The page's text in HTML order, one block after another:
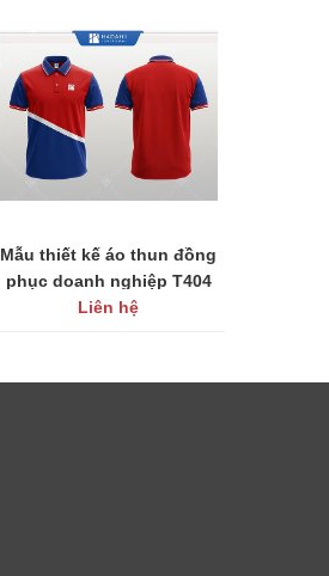
Mẫu thiết kế áo thun đồng
phục doanh nghiệp T404
(New)
Liên hệ